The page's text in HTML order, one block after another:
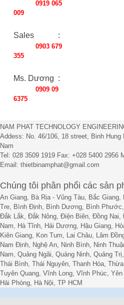
0919 065
009
Sales :
0903 679
355
Ms. Dương :
0909 09
6375
NAM PHAT TECHNOLOGY
Addess: No. 46/106, 18 street, Binh
Nam
Tel: 028 3509 1919 Fax: +028 5400 2956
Email: thietbinamphat@gmail.com
Chúng tôi phân phối các sản
An Giang, Bà Rịa - Vũng Tàu, Bắc
Tre, Bình Định, Bình Dương, Bình
Đắk Lắk, Đắk Nông, Điện Biên, Đồng Nai,
Nam, Hà Tĩnh, Hải Dương, Hậu Giang,
Kiên Giang, Kon Tum, Lai Châu, Lâm
Nam Định, Nghệ An, Ninh Bình, Ninh
Nam, Quảng Ngãi, Quảng Ninh, Quảng
Thái Bình, Thái Nguyên, Thanh Hóa,
Tuyên Quang, Vĩnh Long, Vĩnh Phúc,
Hải Phòng, Hà Nội, TP HCM